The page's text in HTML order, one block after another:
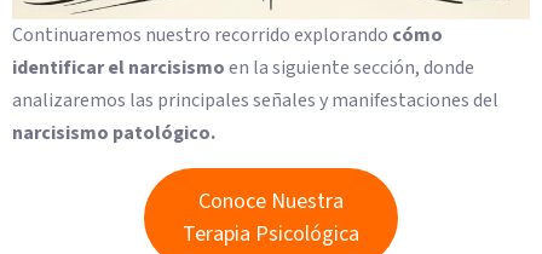
Continuaremos nuestro recorrido explorando cómo
identificar el narcisismoen la siguiente sección, donde
analizaremos las principales señales y manifestaciones del
narcisismo patológico.
Conoce Nuestra
Terapia Psicológica